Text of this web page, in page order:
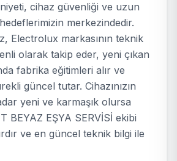
cihaz güvenliği ve uzun
merkezindedir.
Electrolux markasının teknik
olarak takip eder, yeni çıkan
fabrika eğitimleri alır ve
güncel tutar. Cihazınızın
yeni ve karmaşık olursa
BEYAZ EŞYA SERVİSİ ekibi
ve en güncel teknik bilgi ile